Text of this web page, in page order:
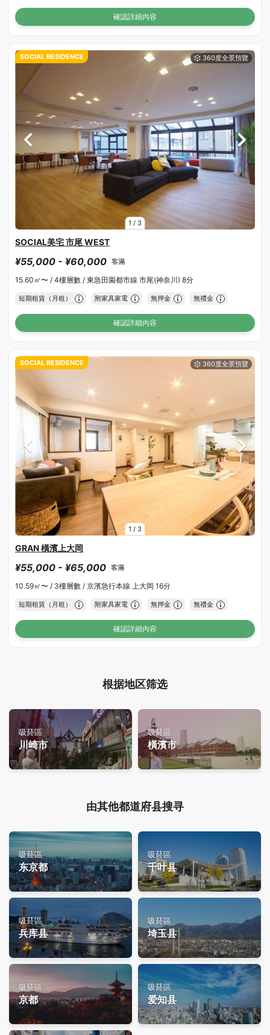
確認詳細內容
1 / 3
SOCIAL RESIDENCE
SOCIAL美宅 市尾 WEST
¥55,000 - ¥60,000 客滿
15.60㎡〜 / 4樓層數 / 東急田園都市線 市尾(神奈川) 8分
短期租賃（月租） 附家具家電 無押金 無禮金
確認詳細內容
1 / 3
SOCIAL RESIDENCE
GRAN 橫濱上大岡
¥55,000 - ¥65,000 客滿
10.59㎡〜 / 3樓層數 / 京濱急行本線 上大岡 16分
短期租賃（月租） 附家具家電 無押金 無禮金
確認詳細內容
根据地区筛选
吸菸區
川崎市
吸菸區
橫濱市
由其他都道府县搜寻
吸菸區
东京都
吸菸區
千叶县
吸菸區
兵库县
吸菸區
埼玉县
吸菸區
京都
吸菸區
爱知县